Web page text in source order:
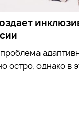
остро, однако в